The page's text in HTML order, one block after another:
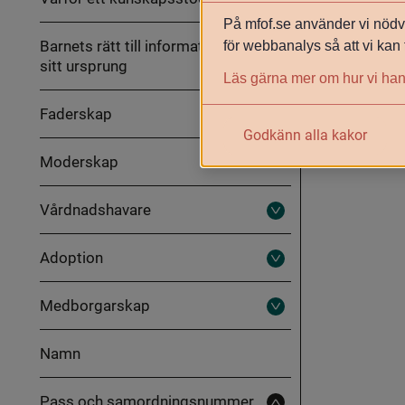
Barnets rätt till information om
sitt ursprung
Faderskap
ut
Moderskap
Vårdnadshavare
Fäll
ut
Adoption
Fäll
ut
Medborgarskap
Fäll
ut
Namn
På mfof.se använder vi
för webbanalys så att vi
Läs gärna mer om hur vi
Godkänn alla kakor